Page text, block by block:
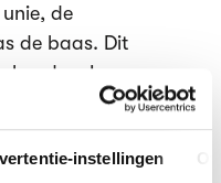
instellingen
de
de baas. Dit
In
de
stuurden
leger